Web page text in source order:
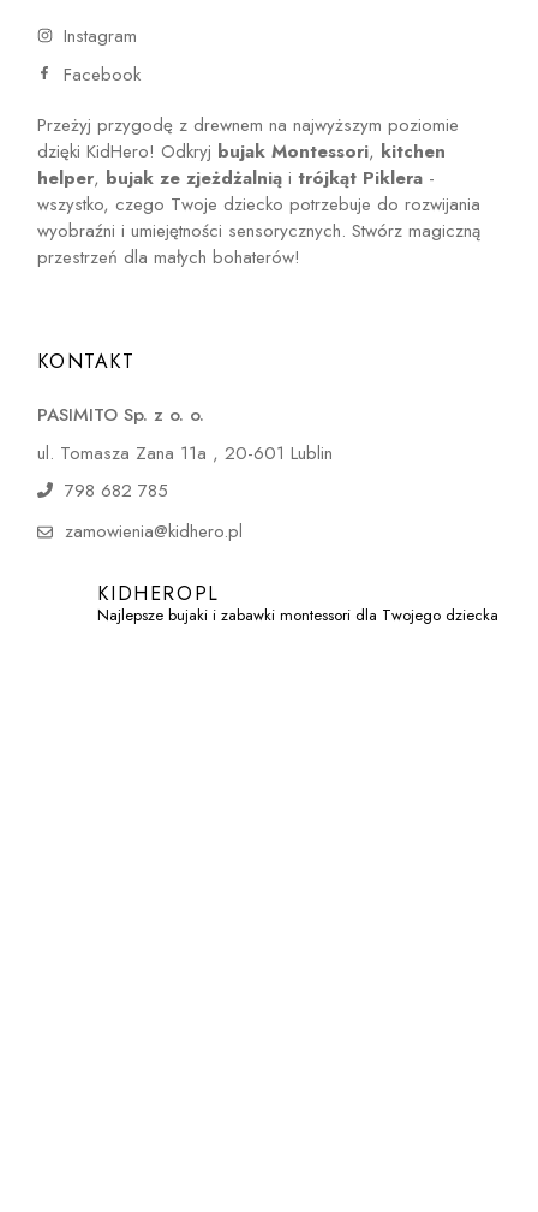
Instagram
Facebook
Przeżyj przygodę z drewnem na najwyższym poziomie
dzięki KidHero! Odkryj bujak Montessori, kitchen
helper, bujak ze zjeżdżalniąitrójkąt Piklera -
wszystko, czego Twoje dziecko potrzebuje do rozwijania
wyobraźni i umiejętności sensorycznych. Stwórz magiczną
przestrzeń dla małych bohaterów!
KONTAKT
PASIMITO Sp. z o. o.
ul. Tomasza Zana 11a , 20-601 Lublin
798 682 785
zamowienia@kidhero.pl
KIDHEROPL
Najlepsze bujaki i zabawki montessori dla Twojego dziecka